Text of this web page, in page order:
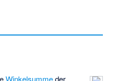
Winkelsummeder